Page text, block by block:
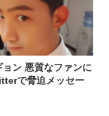
ン 悪質なファンに
で脅迫メッセー